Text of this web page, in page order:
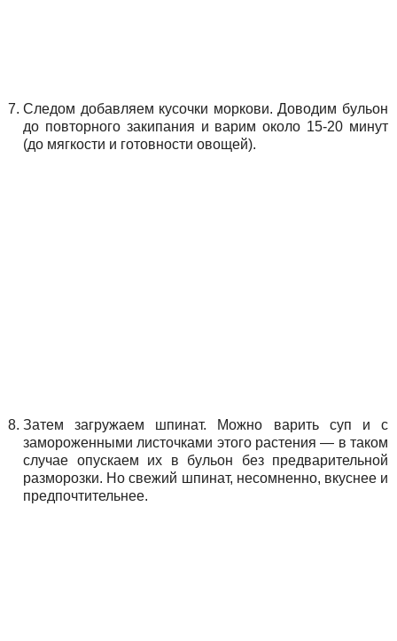
Следом добавляем кусочки моркови. Доводим бульон
до повторного закипания и варим около 15-20 минут
(до мягкости и готовности овощей).
Затем загружаем шпинат. Можно варить суп и с
замороженными листочками этого растения — в таком
случае опускаем их в бульон без предварительной
разморозки. Но свежий шпинат, несомненно, вкуснее и
предпочтительнее.